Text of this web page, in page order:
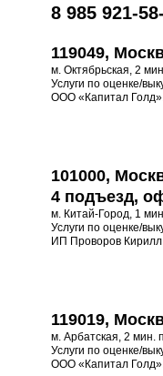
8 985 921-
119049,
м. Октябрьская, 2
Услуги по оценке/
ООО «Капитал
101000,
4 подъезд,
м. Китай-Город, 1
Услуги по оценке/
ИП Проворов
119019,
м. Арбатская, 2 мин.
Услуги по оценке/
ООО «Капитал